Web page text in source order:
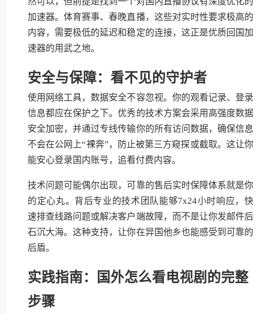
加速器。体育赛事、春晚直播，这些对实时性要求极高的
内容，需要极低的延迟和稳定的连接，这正是优质回国加
速器的用武之地。
安全与保障：看不见的守护者
使用网络工具，数据安全不容忽视。你的观看记录、登录
信息都应在保护之下。优秀的技术方案会采用高强度数据
安全加密，并通过专线传输你的所有访问数据，确保信息
不会在公网上“裸奔”，防止被第三方窥探或截取。这让你
能安心登录国内账号，追看付费内容。
技术问题可能偶尔出现，可靠的售后实时保障体系就是你
的定心丸。背后专业的技术团队能够7x24小时响应，快
速排查线路问题或解决客户端故障，而不是让你发邮件后
石沉大海。这种支持，让你在异国他乡也能感受到可靠的
后盾。
实践指南：国外怎么看电视剧的完整
步骤